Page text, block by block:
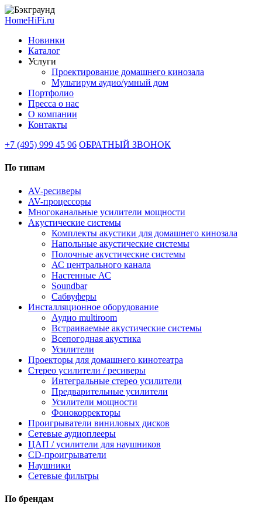
HomeHiFi.ru
Новинки
Каталог
Услуги
Проектирование домашнего кинозала
Мультирум аудио/умный дом
Портфолио
Пресса о нас
О компании
Контакты
+7 (495) 999 45 96 ОБРАТНЫЙ ЗВОНОК
По типам
AV-ресиверы
AV-процессоры
Многоканальные усилители мощности
Акустические системы
Комплекты акустики для домашнего кинозала
Напольные акустические системы
Полочные акустические системы
АС центрального канала
Настенные АС
Soundbar
Сабвуферы
Инсталляционное оборудование
Аудио multiroom
Встраиваемые акустические системы
Всепогодная акустика
Усилители
Проекторы для домашнего кинотеатра
Стерео усилители / ресиверы
Интегральные стерео усилители
Предварительные усилители
Усилители мощности
Фонокорректоры
Проигрыватели виниловых дисков
Сетевые аудиоплееры
ЦАП / усилители для наушников
CD-проигрыватели
Наушники
Сетевые фильтры
По брендам